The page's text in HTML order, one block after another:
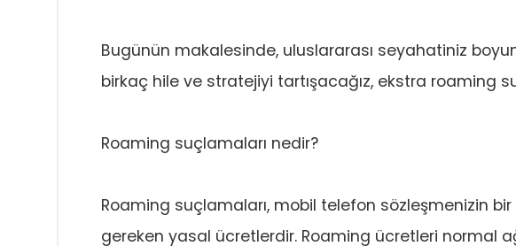
Bugünün makalesinde, uluslararası seyahatiniz
birkaç hile ve stratejiyi tartışacağız, ekstra roaming
Roaming suçlamaları nedir?
Roaming suçlamaları, mobil telefon sözleşmenizin
gereken yasal ücretlerdir. Roaming ücretleri normal